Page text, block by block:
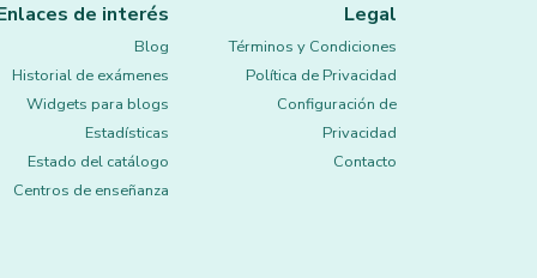
de interés
Blog
Historial de exámenes
Widgets para blogs
Estadísticas
Estado del catálogo
Centros de enseñanza
Legal
Términos y Condiciones
Política de Privacidad
Configuración de
Privacidad
Contacto